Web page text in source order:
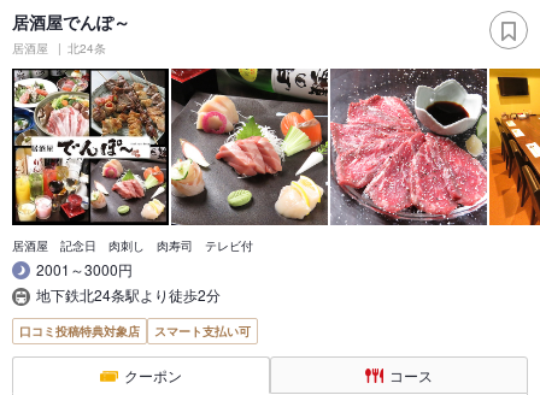
居酒屋でんぽ～
居酒屋 北24条
居酒屋 記念日 肉刺し 肉寿司 テレビ付
2001～3000円
地下鉄北24条駅より徒歩2分
口コミ投稿特典対象店 スマート支払い可
クーポン コース